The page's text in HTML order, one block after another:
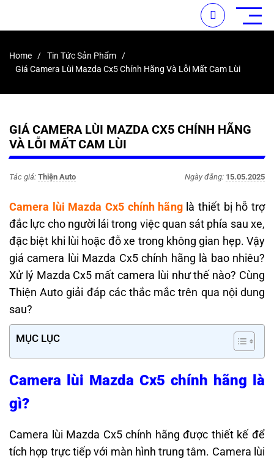
Home
Tin Tức Sản Phẩm
Giá Camera Lùi Mazda Cx5 Chính Hãng Và Lỗi Mất Cam Lùi
GIÁ CAMERA LÙI MAZDA CX5 CHÍNH HÃNG
VÀ LỖI MẤT CAM LÙI
Tác giả: Thiện Auto Ngày đăng: 15.05.2025
Camera lùi Mazda Cx5 chính hãnglà thiết bị hỗ trợ
đắc lực cho người lái trong việc quan sát phía sau xe,
đặc biệt khi lùi hoặc đỗ xe trong không gian hẹp. Vậy
giá camera lùi Mazda Cx5 chính hãng là bao nhiêu?
Xử lý Mazda Cx5 mất camera lùi như thế nào? Cùng
Thiện Auto giải đáp các thắc mắc trên qua nội dung
sau?
MỤC LỤC
Camera lùi Mazda Cx5 chính hãng là
gì?
Camera lùi Mazda Cx5 chính hãng được thiết kế để
tích hợp trực tiếp với màn hình trung tâm. Camera lùi